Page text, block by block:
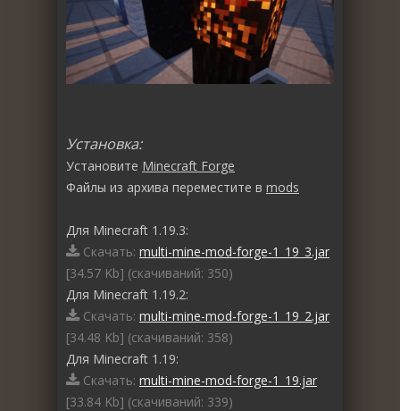
Установка:
Установите Minecraft Forge
Файлы из архива переместите в mods
Для Minecraft 1.19.3:
Скачать: multi-mine-mod-forge-1_19_3.jar
[34.57 Kb] (cкачиваний: 350)
Для Minecraft 1.19.2:
Скачать: multi-mine-mod-forge-1_19_2.jar
[34.48 Kb] (cкачиваний: 358)
Для Minecraft 1.19:
Скачать: multi-mine-mod-forge-1_19.jar
[33.84 Kb] (cкачиваний: 339)